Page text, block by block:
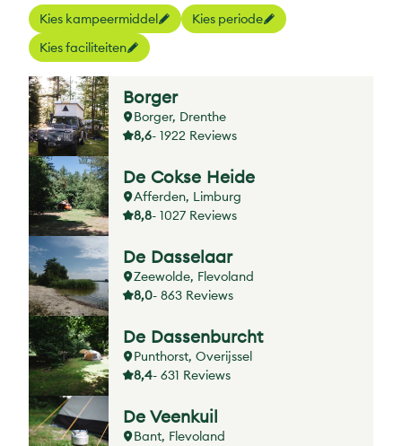
Kies kampeermiddel
Kies periode
Kies faciliteiten
Borger
Borger, Drenthe
8,6- 1922 Reviews
De Cokse Heide
Afferden, Limburg
8,8- 1027 Reviews
De Dasselaar
Zeewolde, Flevoland
8,0- 863 Reviews
De Dassenburcht
Punthorst, Overijssel
8,4- 631 Reviews
De Veenkuil
Bant, Flevoland